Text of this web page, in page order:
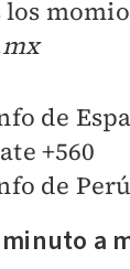
de
+560
de
a